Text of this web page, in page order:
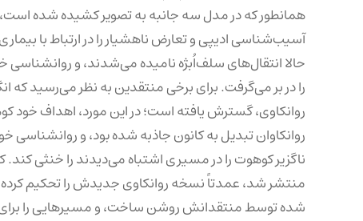
همانطور که در مدل سه جانبه به تصویر کشیده شده
آسیب‌شناسی ادیپی و تعارض ناهشیار را در ارتباط با
حالا انتقال‌های سلف‌اُبژه نامیده می‌شدند، و
را در بر می‌گرفت. برای برخی منتقدین به نظر می‌رسید که
روانکاوی، گسترش یافته است؛ در این مورد، اهداف خود
روانکاوان تبدیل به کانون جاذبه شده بود، و روانشناسی
ناگزیر کوهوت را در مسیری اشتباه می‌دیدند را خنثی
منتشر شد، عمدتاً نسخه روانکاوی جدیدش را تحکیم
شده توسط منتقدانش روشن ساخت، و مسیرهایی را برای